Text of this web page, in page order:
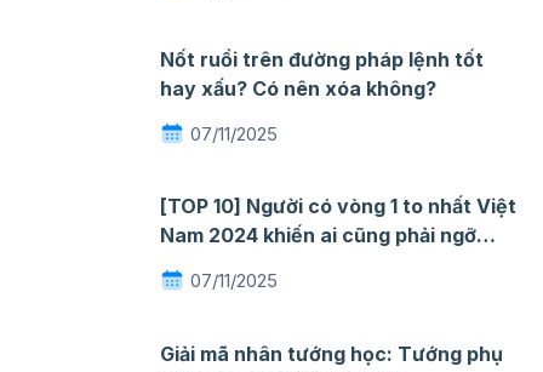
Nốt ruồi trên đường pháp lệnh tốt
hay xấu? Có nên xóa không?
07/11/2025
[TOP 10] Người có vòng 1 to nhất Việt
Nam 2024 khiến ai cũng phải ngỡ
ngàng mê đắm
07/11/2025
Giải mã nhân tướng học: Tướng phụ